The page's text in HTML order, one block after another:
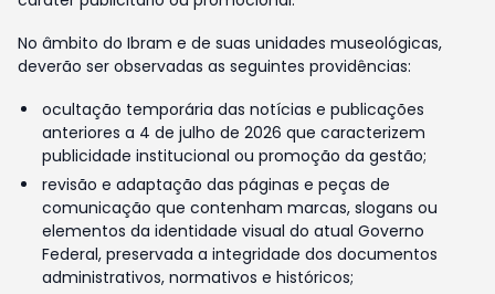
No âmbito do Ibram e de suas unidades museológicas,
deverão ser observadas as seguintes providências:
ocultação temporária das notícias e publicações
anteriores a 4 de julho de 2026 que caracterizem
publicidade institucional ou promoção da gestão;
revisão e adaptação das páginas e peças de
comunicação que contenham marcas, slogans ou
elementos da identidade visual do atual Governo
Federal, preservada a integridade dos documentos
administrativos, normativos e históricos;